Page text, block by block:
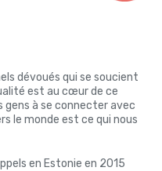
dévoués qui se soucient
est au cœur de ce
gens à se connecter avec
le monde est ce qui nous
en Estonie en 2015